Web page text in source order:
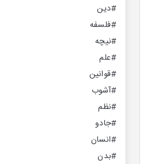
#دین
#فلسفه
#نیچه
#علم
#قوانین
#آشوب
#نظم
#جادو
#انسان
#بدن